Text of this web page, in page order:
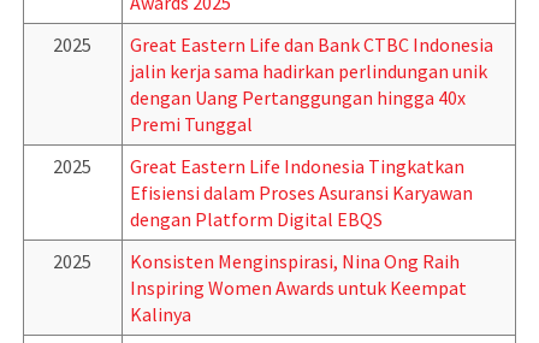
2025
Great Eastern Life dan Bank CTBC Indonesia
jalin kerja sama hadirkan perlindungan unik
dengan Uang Pertanggungan hingga 40x
Premi Tunggal
2025
Great Eastern Life Indonesia Tingkatkan
Efisiensi dalam Proses Asuransi Karyawan
dengan Platform Digital EBQS
2025
Konsisten Menginspirasi, Nina Ong Raih
Inspiring Women Awards untuk Keempat
Kalinya